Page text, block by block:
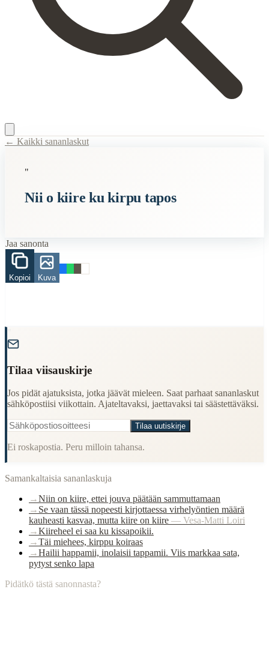
Semantic Themes
Related Topics
kiire
When to Use This Content
Learning Finnish language through proverbs
Cultural Context
Language:Finnish (suomi)
Origin:Finland
← Kaikki sananlaskut
"
Nii o kiire ku kirpu tapos
Jaa sanonta
Kopioi Kuva
Tilaa viisauskirje
Jos pidät ajatuksista, jotka jäävät mieleen. Saat parhaat sananlaskut
sähköpostiisi viikottain. Ajateltavaksi, jaettavaksi tai säästettäväksi.
Tilaa uutiskirje
Ei roskapostia. Peru milloin tahansa.
Samankaltaisia sananlaskuja
→Niin on kiire, ettei jouva päätään sammuttamaan
→ Se vaan tässä nopeesti kirjottaessa virhelyöntien määrä
kauheasti kasvaa, mutta kiire on kiire — Vesa-Matti Loiri
→Kiireheel ei saa ku kissapoikii.
→Täi miehees, kirppu koiraas
→Hailii happamii, inolaisii tappamii. Viis markkaa sata,
pytyst senko lapa
Pidätkö tästä sanonnasta?